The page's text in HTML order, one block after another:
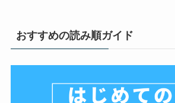
おすすめの読み順ガイド